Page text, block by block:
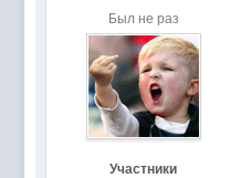
Был не раз
Участники